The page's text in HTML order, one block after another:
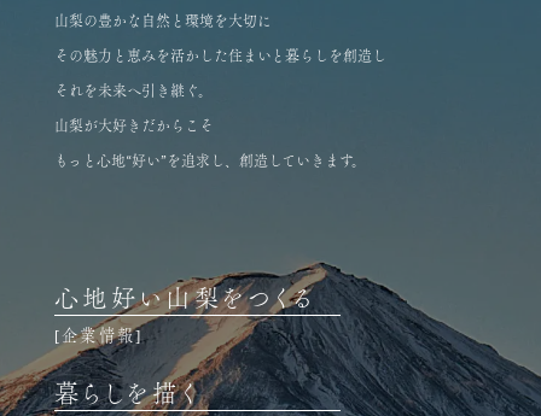
山梨の豊かな自然と環境を大切に
その魅力と恵みを活かした住まいと暮らしを創造し
それを未来へ引き継ぐ。
山梨が大好きだからこそ
もっと心地“好い”を追求し、創造していきます。
心地好い山梨をつくる
企業情報
暮らしを描く